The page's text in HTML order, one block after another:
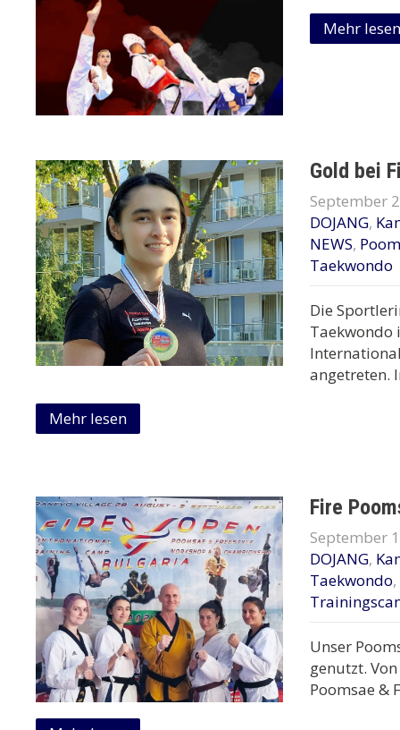
Mehr lesen
Gold bei
September
DOJANG,
NEWS,
Taekwondo
Die
Taekwondo
angetreten.
Mehr lesen
Fire
September
DOJANG,
Taekwondo,
Unser
genutzt.
Poomsae &